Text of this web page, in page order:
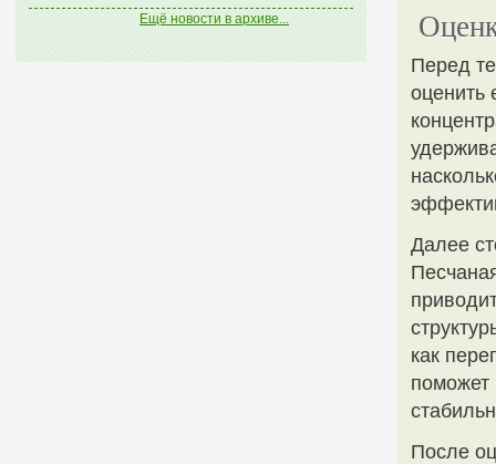
Ещё новости в архиве...
Перед
оценить
Далее
как
поможет
После